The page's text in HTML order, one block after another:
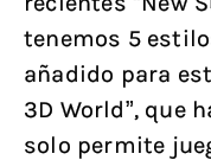
tenemos 5
añadido para
3D World”, que
solo permite